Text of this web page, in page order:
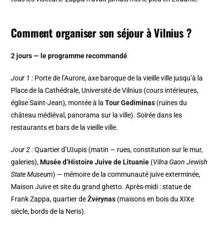
Comment organiser son séjour à Vilnius ?
2 jours — le programme recommandé
Jour 1 : Porte de l’Aurore, axe baroque de la vieille ville jusqu’à la
Place de la Cathédrale, Université de Vilnius (cours intérieures,
église Saint-Jean), montée à laTour Gediminas (ruines du
château médiéval, panorama sur la ville). Soirée dans les
restaurants et bars de la vieille ville.
Jour 2 :Quartier d’Užupis (matin — rues, constitution sur le mur,
galeries), Musée d’Histoire Juive de Lituanie (Vilna Gaon Jewish
State Museum) — mémoire de la communauté juive exterminée,
Maison Juive et site du grand ghetto. Après-midi : statue de
Frank Zappa, quartier de Žvėrynas (maisons en bois du XIXe
siècle, bords de la Neris).